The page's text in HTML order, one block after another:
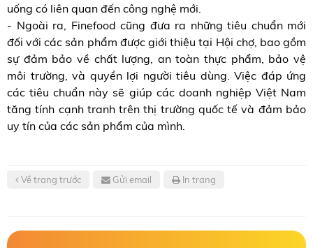
uống có liên quan đến công nghệ mới.
- Ngoài ra, Finefood cũng đưa ra những tiêu chuẩn mới
đối với các sản phẩm được giới thiệu tại Hội chợ, bao gồm
sự đảm bảo về chất lượng, an toàn thực phẩm, bảo vệ
môi trường, và quyền lợi người tiêu dùng. Việc đáp ứng
các tiêu chuẩn này sẽ giúp các doanh nghiệp Việt Nam
tăng tính cạnh tranh trên thị trường quốc tế và đảm bảo
uy tín của các sản phẩm của mình.
Về trang trước Gửi email In trang